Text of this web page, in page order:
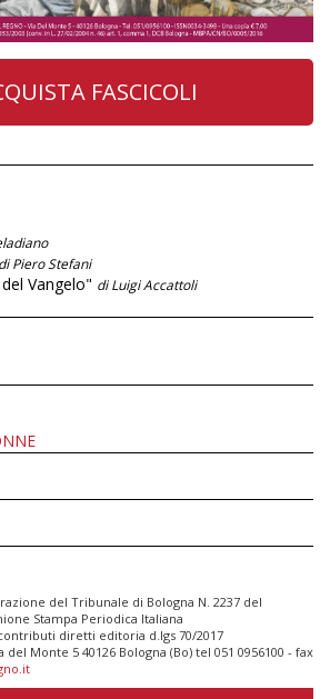
FASCICOLI
di Piero Stefani
Vangelo" di Luigi Accattoli
del Tribunale di Bologna N. 2237 del
Stampa Periodica Italiana
diretti editoria d.lgs 70/2017
Monte 5 40126 Bologna (Bo) tel 051 0956100 - fax